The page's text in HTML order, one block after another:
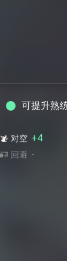
可提升熟
对空 +4
回避 -